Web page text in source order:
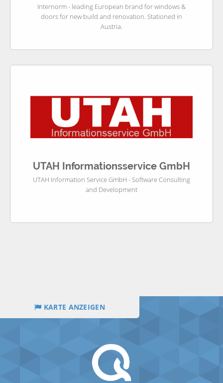
Internorm - leading European brand for windows &
doors for new build and renovation. Stationed in
Austria.
UTAH Informationsservice GmbH
UTAH Information Service GmbH - Software Consulting
and Development
KARTE ANZEIGEN